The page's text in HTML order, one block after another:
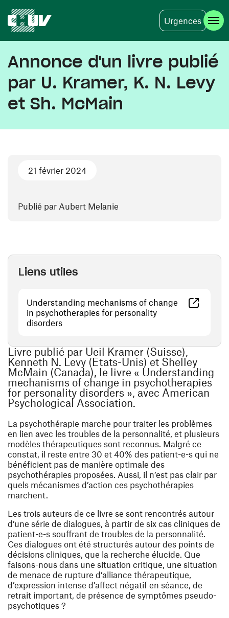
Urgences
Annonce d'un livre publié
par U. Kramer, K. N. Levy
et Sh. McMain
21 février 2024
Publié par Aubert Melanie
Liens utiles
Understanding mechanisms of change
in psychotherapies for personality
disorders(ouvre une nouvelle fenêtre)
Livre publié par Ueil Kramer (Suisse),
Kenneth N. Levy (Etats-Unis) et Shelley
McMain (Canada), le livre « Understanding
mechanisms of change in psychotherapies
for personality disorders », avec American
Psychological Association.
La psychothérapie marche pour traiter les problèmes
en lien avec les troubles de la personnalité, et plusieurs
modèles thérapeutiques sont reconnus. Malgré ce
constat, il reste entre 30 et 40% des patient-e-s qui ne
bénéficient pas de manière optimale des
psychothérapies proposées. Aussi, il n’est pas clair par
quels mécanismes d’action ces psychothérapies
marchent.
Les trois auteurs de ce livre se sont rencontrés autour
d’une série de dialogues, à partir de six cas cliniques de
patient-e-s souffrant de troubles de la personnalité.
Ces dialogues ont été structurés autour des points de
décisions cliniques, que la recherche élucide. Que
faisons-nous dans une situation critique, une situation
de menace de rupture d’alliance thérapeutique,
d’expression intense d’affect négatif en séance, de
retrait important, de présence de symptômes pseudo-
psychotiques ?